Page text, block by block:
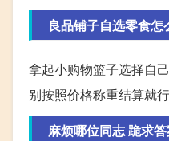
良品铺子自选零食怎
拿起小购物篮子选择自
别按照价格称重结算就行
麻烦哪位同志 跪求